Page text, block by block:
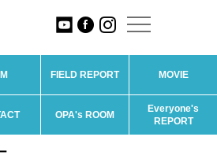
FIELD REPORT MOVIE
OPA's ROOM
Everyone's
REPORT